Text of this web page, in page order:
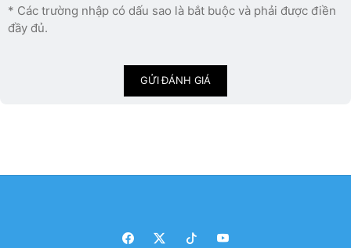
* Các trường nhập có dấu sao là bắt buộc và phải được điền
đầy đủ.
GỬI ĐÁNH GIÁ